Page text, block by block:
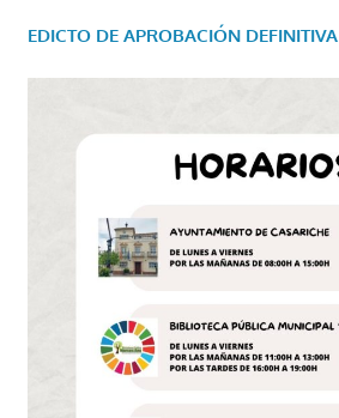
EDICTO DE APROBACIÓN DEFINITIVA